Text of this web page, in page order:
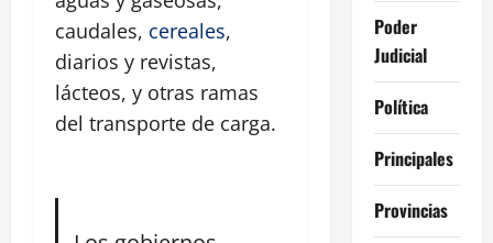
caudales, cereales,
diarios y revistas,
lácteos, y otras ramas
del transporte de carga.
Poder
Judicial
Política
Principales
Provincias